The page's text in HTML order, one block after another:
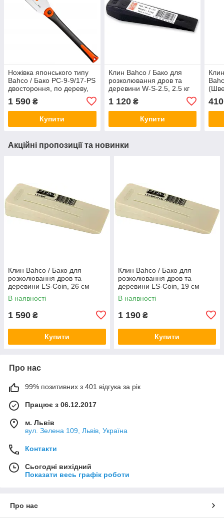
Ножівка японського типу
Bahco / Бако PC-9-9/17-PS
двостороння, по дереву,
1 590 ₴
Купити
Клин Bahco / Бако для
розколювання дров та
деревини W-S-2.5, 2.5 кг
1 120₴
Купити
410
Акційні пропозиції та новинки
Клин Bahco / Бако для
розколювання дров та
деревини LS-Coin, 26 см
(Швеція)
В наявності
1 590 ₴
Купити
Клин Bahco / Бако для
розколювання дров та
деревини LS-Coin, 19 см
(Швеція)
В наявності
1 190 ₴
Купити
Про нас
99% позитивних з 401 відгука за рік
Працює з 06.12.2017
м. Львів
вул. Зелена 109, Львів, Україна
Контакти
Сьогодні вихідний
Показати весь графік роботи
Про нас